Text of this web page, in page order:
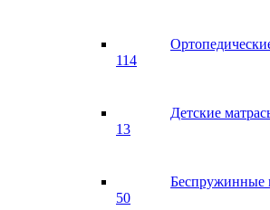
114
Детские
13
Беспружинные
50